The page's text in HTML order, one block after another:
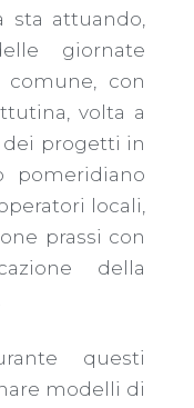
sta attuando,
giornate
comune, con
volta a
dei progetti in
pomeridiano
locali,
prassi con
della
questi
modelli di